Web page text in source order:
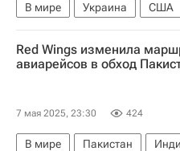
В мире Украина США
Фридрих Мерц
Сергей
Вооруженные силы Украины
Red Wings изменила
авиарейсов в обход
7 мая 2025, 23:30 424
В мире Пакистан